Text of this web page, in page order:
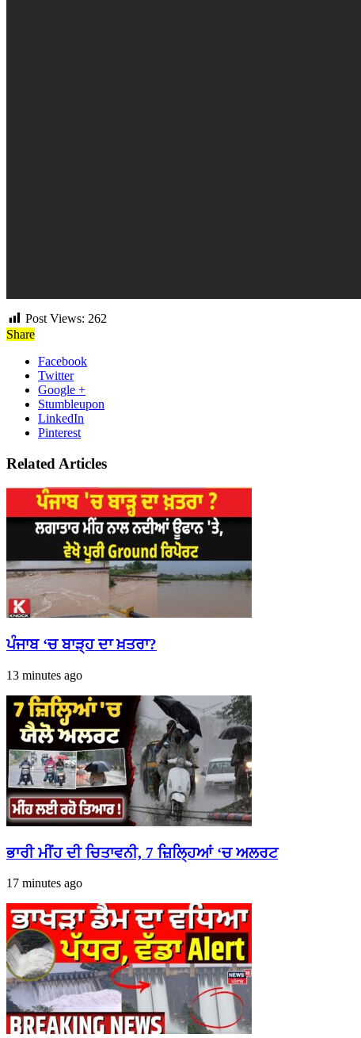
Post Views: 262
Share
Facebook
Twitter
Google +
Stumbleupon
LinkedIn
Pinterest
Related Articles
ਪੰਜਾਬ ‘ਚ ਬਾੜ੍ਹ ਦਾ ਖ਼ਤਰਾ?
13 minutes ago
ਭਾਰੀ ਮੀਂਹ ਦੀ ਚਿਤਾਵਨੀ, 7 ਜ਼ਿਲ੍ਹਿਆਂ ‘ਚ ਅਲਰਟ
17 minutes ago